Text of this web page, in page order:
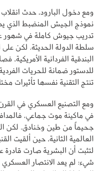
ومع دخول البارود، حدث
نموذج الجيش المنضبط الذي
تدريب جيوش كاملة في شهور
سلطة الدولة الحديثة. لكن
البندقية الفردانية الأمريكية،
للدستور ضمانة للحريات
تنتج التقنية نفسها تأثيرات
ومع التصنيع العسكري في
في ماكينة موت جماعي،
جحيماً من طين وخنادق. لكن
العالمية الثانية، حين ألقيت
لتثبت أن البشرية صارت قادرة
شيء: لم يعد الانتصار العسكري